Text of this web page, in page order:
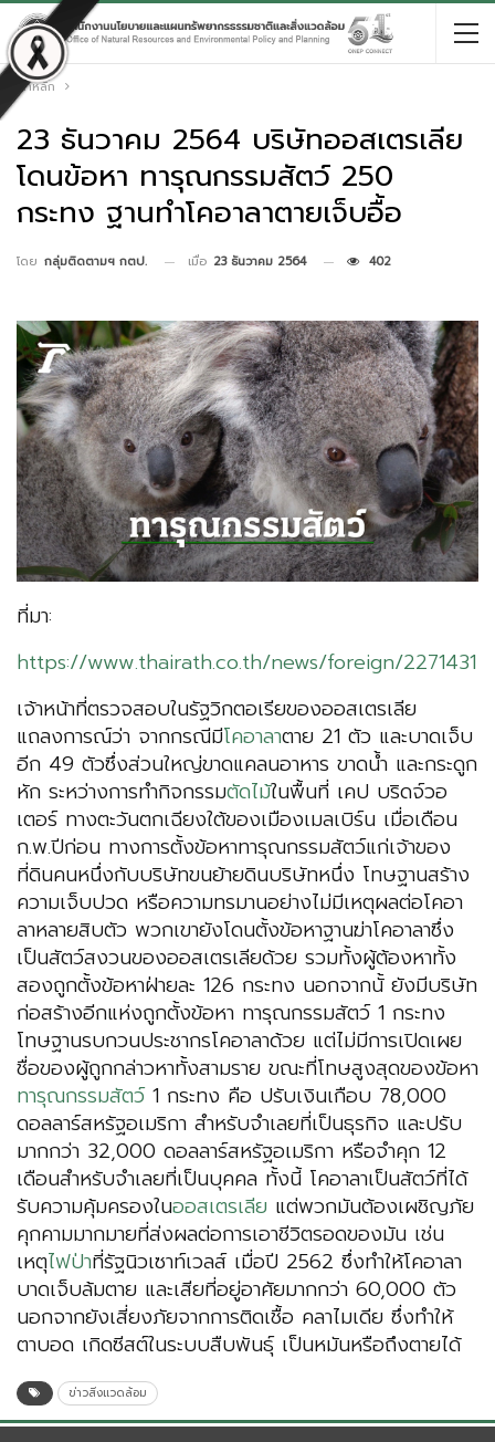
หน้าหลัก
23 ธันวาคม 2564 บริษัทออสเตรเลีย
โดนข้อหา ทารุณกรรมสัตว์ 250
กระทง ฐานทำโคอาลาตายเจ็บอื้อ
โดย กลุ่มติดตามฯ กตป. เมื่อ 23 ธันวาคม 2564 402
ที่มา:
https://www.thairath.co.th/news/foreign/2271431
เจ้าหน้าที่ตรวจสอบในรัฐวิกตอเรียของออสเตรเลีย
แถลงการณ์ว่า จากกรณีมีโคอาลาตาย 21 ตัว และบาดเจ็บ
อีก 49 ตัวซึ่งส่วนใหญ่ขาดแคลนอาหาร ขาดน้ำ และกระดูก
หัก ระหว่างการทำกิจกรรมตัดไม้ในพื้นที่ เคป บริดจ์วอ
เตอร์ ทางตะวันตกเฉียงใต้ของเมืองเมลเบิร์น เมื่อเดือน
ก.พ.ปีก่อน ทางการตั้งข้อหาทารุณกรรมสัตว์แก่เจ้าของ
ที่ดินคนหนึ่งกับบริษัทขนย้ายดินบริษัทหนึ่ง โทษฐานสร้าง
ความเจ็บปวด หรือความทรมานอย่างไม่มีเหตุผลต่อโคอา
ลาหลายสิบตัว พวกเขายังโดนตั้งข้อหาฐานฆ่าโคอาลาซึ่ง
เป็นสัตว์สงวนของออสเตรเลียด้วย รวมทั้งผู้ต้องหาทั้ง
สองถูกตั้งข้อหาฝ่ายละ 126 กระทง นอกจากนั้ ยังมีบริษัท
ก่อสร้างอีกแห่งถูกตั้งข้อหา ทารุณกรรมสัตว์ 1 กระทง
โทษฐานรบกวนประชากรโคอาลาด้วย แต่ไม่มีการเปิดเผย
ชื่อของผู้ถูกกล่าวหาทั้งสามราย ขณะที่โทษสูงสุดของข้อหา
ทารุณกรรมสัตว์1 กระทง คือ ปรับเงินเกือบ 78,000
ดอลลาร์สหรัฐอเมริกา สำหรับจำเลยที่เป็นธุรกิจ และปรับ
มากกว่า 32,000 ดอลลาร์สหรัฐอเมริกา หรือจำคุก 12
เดือนสำหรับจำเลยที่เป็นบุคคล ทั้งนี้ โคอาลาเป็นสัตว์ที่ได้
รับความคุ้มครองในออสเตรเลีย แต่พวกมันต้องเผชิญภัย
คุกคามมากมายที่ส่งผลต่อการเอาชีวิตรอดของมัน เช่น
เหตุไฟป่าที่รัฐนิวเซาท์เวลส์ เมื่อปี 2562 ซึ่งทำให้โคอาลา
บาดเจ็บล้มตาย และเสียที่อยู่อาศัยมากกว่า 60,000 ตัว
นอกจากยังเสี่ยงภัยจากการติดเชื้อ คลาไมเดีย ซึ่งทำให้
ตาบอด เกิดซีสต์ในระบบสืบพันธ์ุ เป็นหมันหรือถึงตายได้
ข่าวสิ่งแวดล้อม